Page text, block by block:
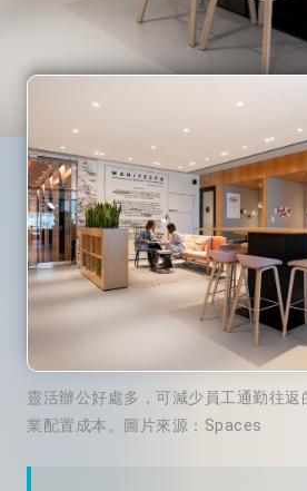
靈活辦公好處多，可減少員工通勤往返
業配置成本。圖片來源：Spaces